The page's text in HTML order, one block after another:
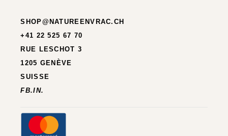
SHOP@NATUREENVRAC.CH
+41 22 525 67 70
RUE LESCHOT 3
1205 GENÈVE
SUISSE
FB.IN.